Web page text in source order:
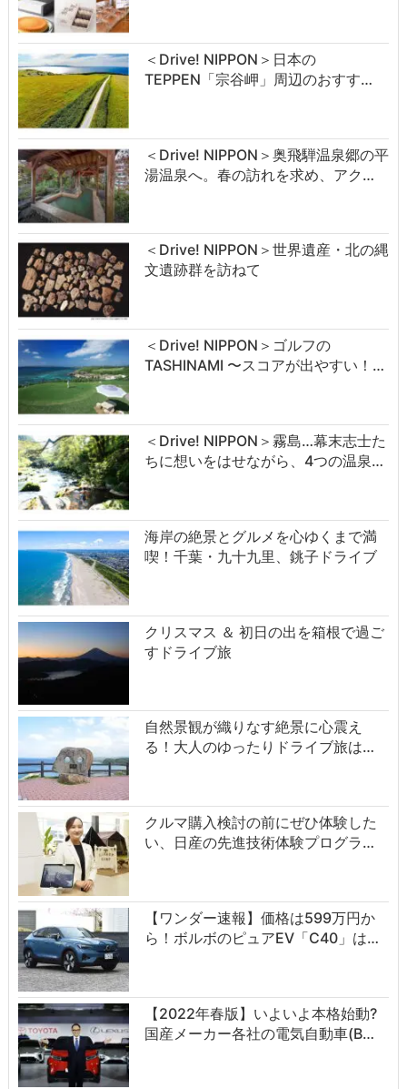
＜Drive! NIPPON＞日本の
TEPPEN「宗谷岬」周辺のおすす…
＜Drive! NIPPON＞奥飛騨温泉郷の平
湯温泉へ。春の訪れを求め、アク…
＜Drive! NIPPON＞世界遺産・北の縄
文遺跡群を訪ねて
＜Drive! NIPPON＞ゴルフの
TASHINAMI 〜スコアが出やすい！…
＜Drive! NIPPON＞霧島…幕末志士た
ちに想いをはせながら、4つの温泉…
海岸の絶景とグルメを心ゆくまで満
喫！千葉・九十九里、銚子ドライブ
クリスマス ＆ 初日の出を箱根で過ご
すドライブ旅
自然景観が織りなす絶景に心震え
る！大人のゆったりドライブ旅は…
クルマ購入検討の前にぜひ体験した
い、日産の先進技術体験プログラ…
【ワンダー速報】価格は599万円か
ら！ボルボのピュアEV「C40」は…
【2022年春版】いよいよ本格始動?
国産メーカー各社の電気自動車(B…